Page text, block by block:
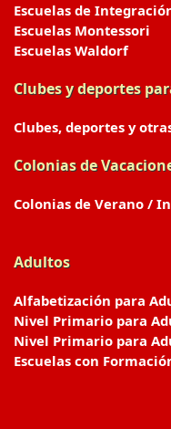
Escuelas de
Escuelas Montessori
Escuelas Waldorf
Clubes y deportes
Clubes, deportes y
Colonias de
Colonias de Verano /
Adultos
Alfabetización para
Nivel Primario para
Nivel Primario para
Escuelas con